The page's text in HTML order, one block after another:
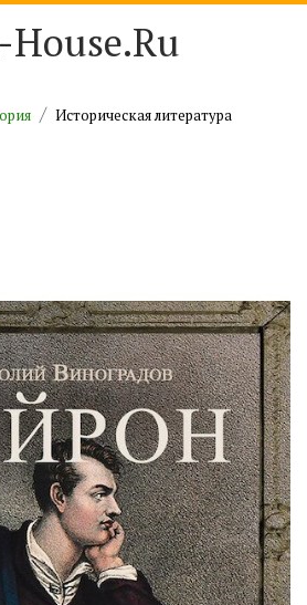
Историческая литература